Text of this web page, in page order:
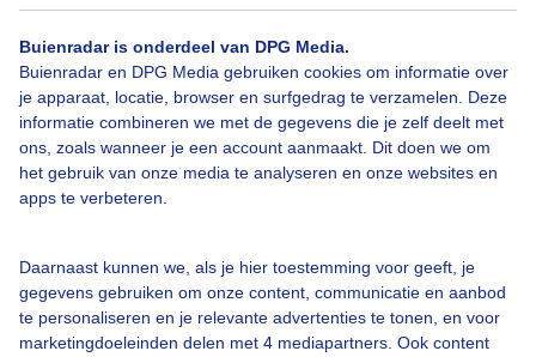
Buienradar is onderdeel van DPG Media.
Buienradar en DPG Media gebruiken cookies om informatie over
je apparaat, locatie, browser en surfgedrag te verzamelen. Deze
informatie combineren we met de gegevens die je zelf deelt met
ons, zoals wanneer je een account aanmaakt. Dit doen we om
het gebruik van onze media te analyseren en onze websites en
apps te verbeteren.
Daarnaast kunnen we, als je hier toestemming voor geeft, je
gegevens gebruiken om onze content, communicatie en aanbod
te personaliseren en je relevante advertenties te tonen, en voor
marketingdoeleinden delen met 4 mediapartners. Ook content
Wasgoed Waslijn
Bekijk slideshow
Een moment geduld aub...